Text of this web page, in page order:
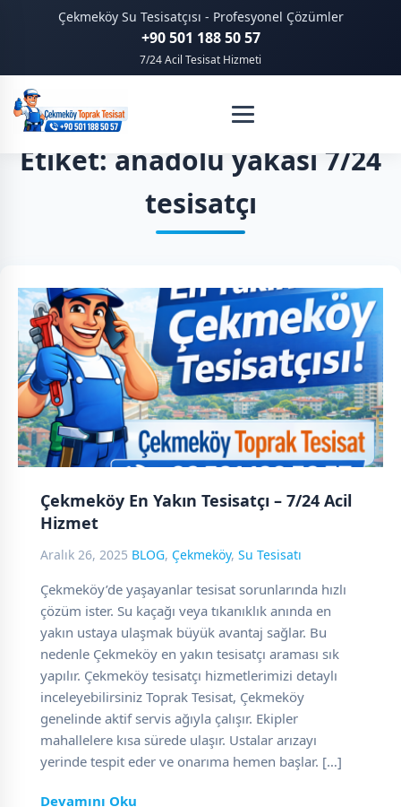
Çekmeköy Su Tesisatçısı - Profesyonel Çözümler
+90 501 188 50 57
7/24 Acil Tesisat Hizmeti
Etiket: anadolu yakası 7/24
tesisatçı
Çekmeköy En Yakın Tesisatçı – 7/24 Acil
Hizmet
Aralık 26, 2025 BLOG, Çekmeköy, Su Tesisatı
Çekmeköy’de yaşayanlar tesisat sorunlarında hızlı
çözüm ister. Su kaçağı veya tıkanıklık anında en
yakın ustaya ulaşmak büyük avantaj sağlar. Bu
nedenle Çekmeköy en yakın tesisatçı araması sık
yapılır. Çekmeköy tesisatçı hizmetlerimizi detaylı
inceleyebilirsiniz Toprak Tesisat, Çekmeköy
genelinde aktif servis ağıyla çalışır. Ekipler
mahallelere kısa sürede ulaşır. Ustalar arızayı
yerinde tespit eder ve onarıma hemen başlar. […]
Devamını Oku